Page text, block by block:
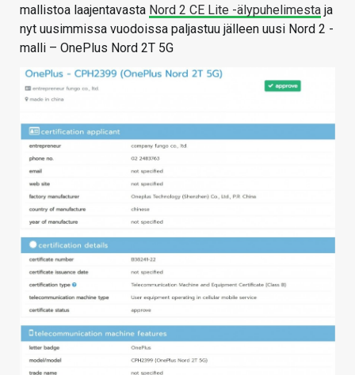
mallistoa laajentavasta Nord 2 CE Lite -älypuhelimesta ja
nyt uusimmissa vuodoissa paljastuu jälleen uusi Nord 2 -
malli – OnePlus Nord 2T 5G